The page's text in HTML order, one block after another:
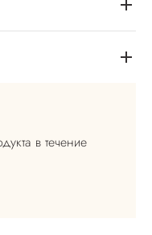
в течение